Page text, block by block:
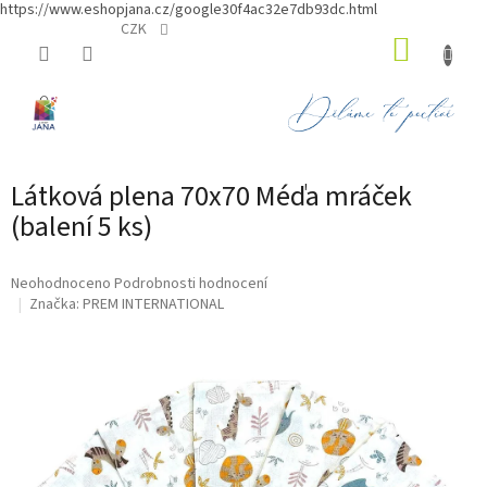
https://www.eshopjana.cz/google30f4ac32e7db93dc.html
CZK
Látková plena 70x70 Méďa mráček
(balení 5 ks)
Průměrné
hodnocení
Neohodnoceno Podrobnosti hodnocení
Značka: PREM INTERNATIONAL